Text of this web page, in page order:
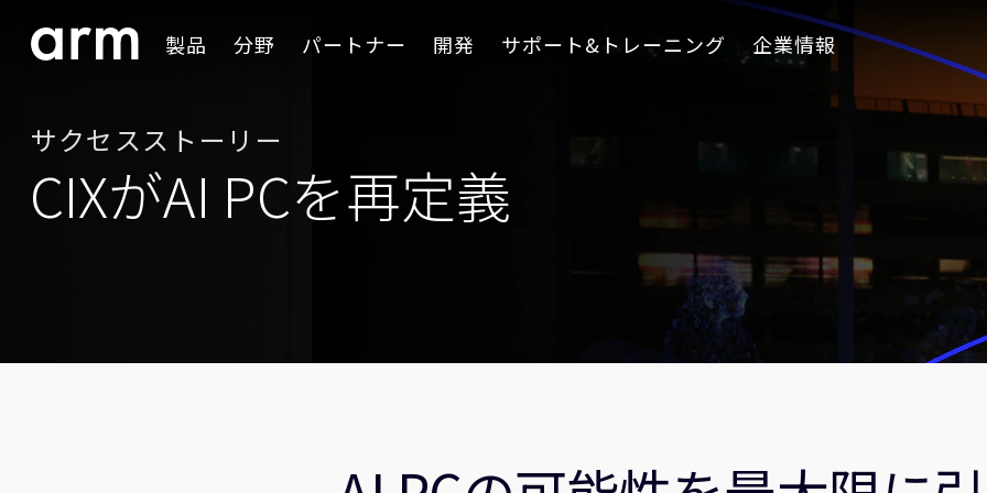
Skip to Footer 製品 分野 パートナー 開発 サポート&トレーニング 企業情報
サクセスストーリー
CIXがAI PCを再定義